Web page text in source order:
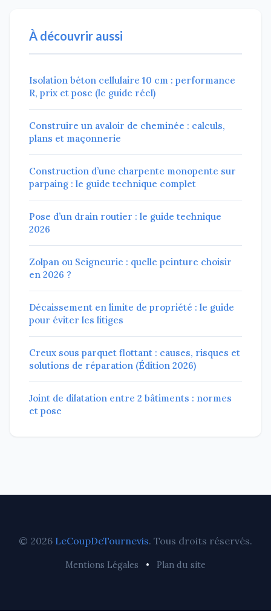
À découvrir aussi
Isolation béton cellulaire 10 cm : performance
R, prix et pose (le guide réel)
Construire un avaloir de cheminée : calculs,
plans et maçonnerie
Construction d’une charpente monopente sur
parpaing : le guide technique complet
Pose d’un drain routier : le guide technique
2026
Zolpan ou Seigneurie : quelle peinture choisir
en 2026 ?
Décaissement en limite de propriété : le guide
pour éviter les litiges
Creux sous parquet flottant : causes, risques et
solutions de réparation (Édition 2026)
Joint de dilatation entre 2 bâtiments : normes
et pose
© 2026 LeCoupDeTournevis. Tous droits réservés.
Mentions Légales • Plan du site